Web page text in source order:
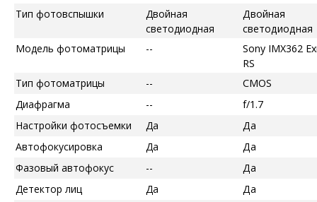
Тип фотовспышки
Двойная
светодиодная
Двойная
светодиодная
Модель фотоматрицы
--
Sony IMX362
RS
Тип фотоматрицы
--
CMOS
Диафрагма
--
f/1.7
Настройки фотосъемки
Да
Да
Автофокусировка
Да
Да
Фазовый автофокус
--
Да
Детектор лиц
Да
Да